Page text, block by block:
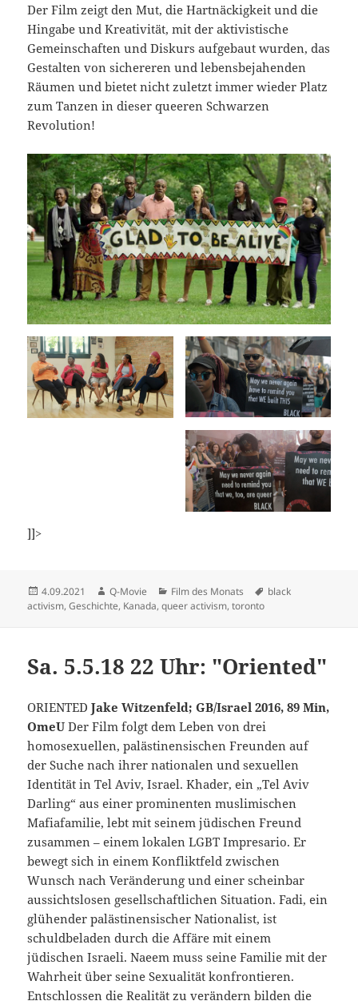
Der Film zeigt den Mut, die Hartnäckigkeit und die
Hingabe und Kreativität, mit der aktivistische
Gemeinschaften und Diskurs aufgebaut wurden, das
Gestalten von sichereren und lebensbejahenden
Räumen und bietet nicht zuletzt immer wieder Platz
zum Tanzen in dieser queeren Schwarzen
Revolution!
]]>
Veröffentlicht
am
4.09.2021 Autor
Q-Movie Kategorien
Film des Monats Schlagwörter
black
activism,Geschichte, Kanada,queer activism,toronto
Sa. 5.5.18 22 Uhr: "Oriented"
ORIENTEDJake Witzenfeld; GB/Israel 2016, 89 Min,
OmeU Der Film folgt dem Leben von drei
homosexuellen, palästinensischen Freunden auf
der Suche nach ihrer nationalen und sexuellen
Identität in Tel Aviv, Israel. Khader, ein „Tel Aviv
Darling“ aus einer promi­nenten muslimischen
Mafiafamilie, lebt mit seinem jüdischen Freund
zusammen – einem lokalen LGBT Impresario. Er
bewegt sich in einem Konfliktfeld zwischen
Wunsch nach Veränderung und einer scheinbar
aussichtslosen gesellschaftlichen Situation. Fadi, ein
glühender palästinensischer Nationalist, ist
schuldbeladen durch die Affäre mit einem
jüdischen Israeli. Naeem muss seine Familie mit der
Wahrheit über seine Sexualität konfrontieren.
Entschlossen die Realität zu verändern bilden die